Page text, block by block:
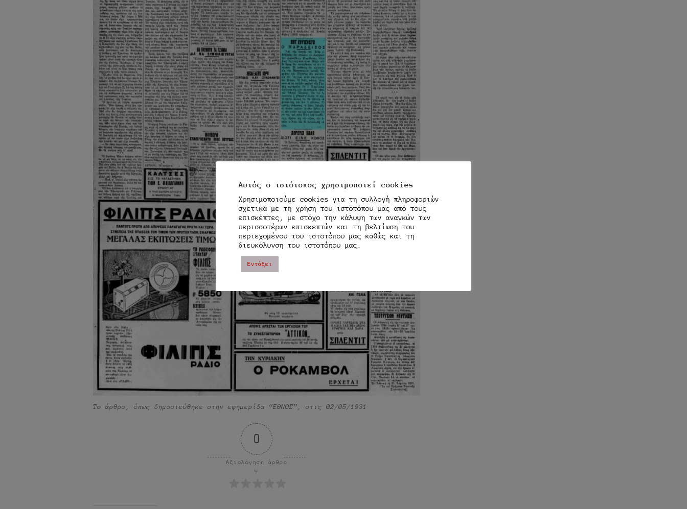
Το άρθρο, όπως δημοσιεύθηκε στην εφημερίδα “ΕΘΝΟΣ”, στις 02/05/1931
0
Αξιολόγηση άρθρο
υ
Αυτός ο ιστότοπος χρησιμοποιεί cookies
Χρησιμοποιούμε cookies για τη συλλογή πληροφοριών
σχετικά με τη χρήση του ιστοτόπου μας από τους
επισκέπτες, με στόχο την κάλυψη των αναγκών των
περισσοτέρων επισκεπτών και τη βελτίωση του
περιεχομένου του ιστοτόπου μας καθώς και τη
διευκόλυνση του ιστοτόπου μας.
Εντάξει